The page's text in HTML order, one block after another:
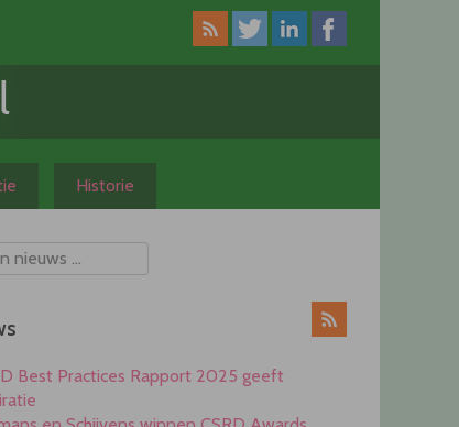
Historie
Best Practices Rapport 2025 geeft